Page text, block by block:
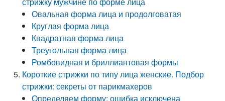
Овальная форма лица и продолговатая
Круглая форма лица
Квадратная форма лица
Треугольная форма лица
Ромбовидная и бриллиантовая формы
Короткие стрижки по типу лица женские. Подбор
стрижки: секреты от парикмахеров
Определяем форму: ошибка исключена